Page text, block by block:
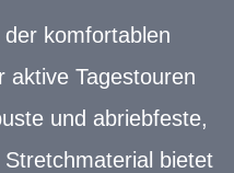
komfortablen
aktive Tagestouren
und abriebfeste,
bietet